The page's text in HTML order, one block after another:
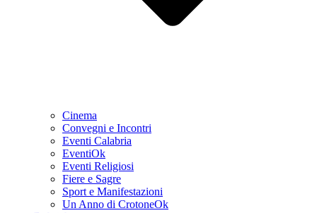
Cinema
Convegni e Incontri
Eventi Calabria
EventiOk
Eventi Religiosi
Fiere e Sagre
Sport e Manifestazioni
Un Anno di CrotoneOk